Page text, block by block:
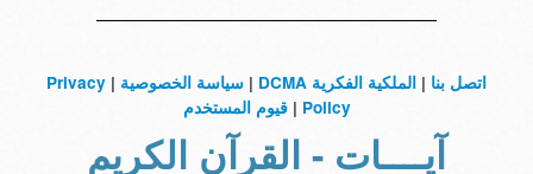
اتصل بنا | الملكية الفكرية DCMA | سياسة الخصوصية |
Privacy
Policy
|قيوم المستخدم
آيــــات - القرآن الكريم